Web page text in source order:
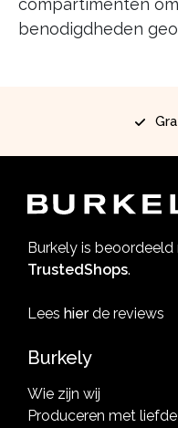
compartimenten
benodigdheden
Burkely is beoordeeld
TrustedShops.
Lees hierde reviews
Burkely
Wie zijn wij
Produceren met liefde